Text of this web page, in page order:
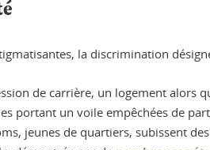
la discrimination
de carrière, un logement alors
portant un voile empêchées de
jeunes de quartiers, subissent